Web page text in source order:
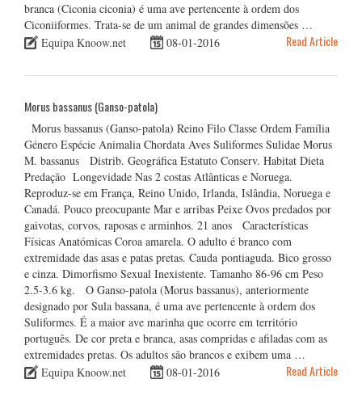
branca (Ciconia ciconia) é uma ave pertencente à ordem dos
Ciconiiformes. Trata-se de um animal de grandes dimensões …
Equipa Knoow.net
08-01-2016 Read Article
Morus bassanus (Ganso-patola)
Morus bassanus (Ganso-patola) Reino Filo Classe Ordem Família
Género Espécie Animalia Chordata Aves Suliformes Sulidae Morus
M. bassanus Distrib. Geográfica Estatuto Conserv. Habitat Dieta
Predação Longevidade Nas 2 costas Atlânticas e Noruega.
Reproduz-se em França, Reino Unido, Irlanda, Islândia, Noruega e
Canadá. Pouco preocupante Mar e arribas Peixe Ovos predados por
gaivotas, corvos, raposas e arminhos. 21 anos Características
Físicas Anatómicas Coroa amarela. O adulto é branco com
extremidade das asas e patas pretas. Cauda pontiaguda. Bico grosso
e cinza. Dimorfismo Sexual Inexistente. Tamanho 86-96 cm Peso
2.5-3.6 kg. O Ganso-patola (Morus bassanus), anteriormente
designado por Sula bassana, é uma ave pertencente à ordem dos
Suliformes. É a maior ave marinha que ocorre em território
português. De cor preta e branca, asas compridas e afiladas com as
extremidades pretas. Os adultos são brancos e exibem uma …
Equipa Knoow.net
08-01-2016 Read Article